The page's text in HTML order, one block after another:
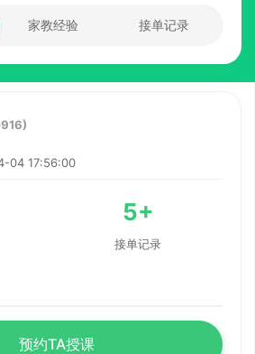
家教经验 接单记录
04 17:56:00
5+
接单记录
预约TA授课